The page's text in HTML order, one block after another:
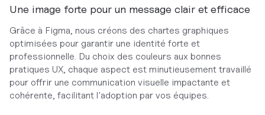
Une image forte pour un message clair et efficace
Grâce à Figma, nous créons des chartes graphiques
optimisées pour garantir une identité forte et
professionnelle. Du choix des couleurs aux bonnes
pratiques UX, chaque aspect est minutieusement travaillé
pour offrir une communication visuelle impactante et
cohérente, facilitant l'adoption par vos équipes.